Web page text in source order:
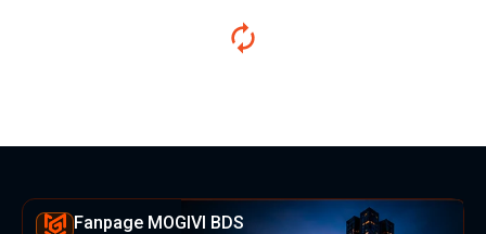
Fanpage MOGIVI BDS